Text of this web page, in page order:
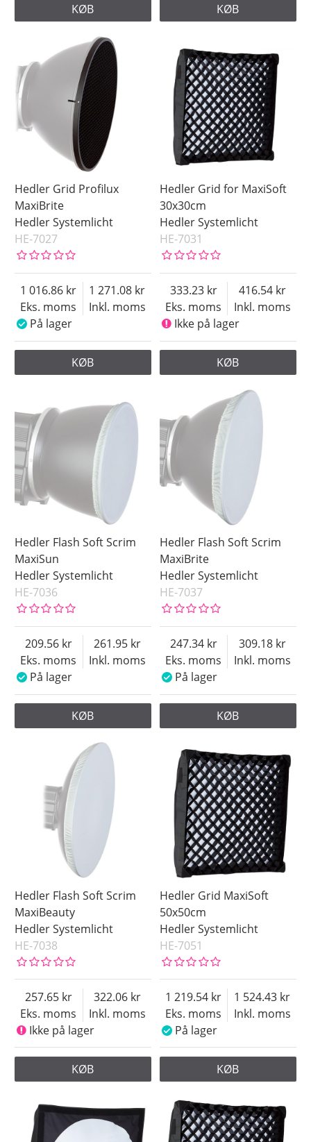
KØB KØB
Hedler Grid Profilux
MaxiBrite
Hedler Systemlicht
HE-7027
Eks. moms
1 016.86
Inkl. moms
1 271.08
På lager
KØB
Hedler Grid for MaxiSoft
30x30cm
Hedler Systemlicht
HE-7031
Eks. moms
333.23
Inkl. moms
416.54
Ikke på lager
KØB
Hedler Flash Soft Scrim
MaxiSun
Hedler Systemlicht
HE-7036
Eks. moms
209.56
Inkl. moms
261.95
På lager
KØB
Hedler Flash Soft Scrim
MaxiBrite
Hedler Systemlicht
HE-7037
Eks. moms
247.34
Inkl. moms
309.18
På lager
KØB
Hedler Flash Soft Scrim
MaxiBeauty
Hedler Systemlicht
HE-7038
Eks. moms
257.65
Inkl. moms
322.06
Ikke på lager
KØB
Hedler Grid MaxiSoft
50x50cm
Hedler Systemlicht
HE-7051
Eks. moms
1 219.54
Inkl. moms
1 524.43
På lager
KØB